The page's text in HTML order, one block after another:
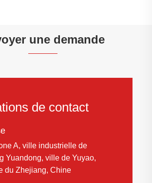
une demande
de contact
A, ville industrielle de
Yuandong, ville de Yuyao,
du Zhejiang, Chine